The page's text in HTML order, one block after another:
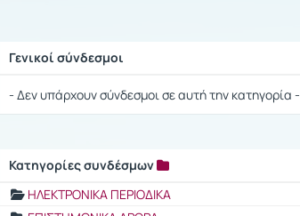
Γενικοί σύνδεσμοι
- Δεν υπάρχουν σύνδεσμοι σε αυτή την κατηγορία -
Κατηγορίες συνδέσμων
ΗΛΕΚΤΡΟΝΙΚΑ ΠΕΡΙΟΔΙΚΑ